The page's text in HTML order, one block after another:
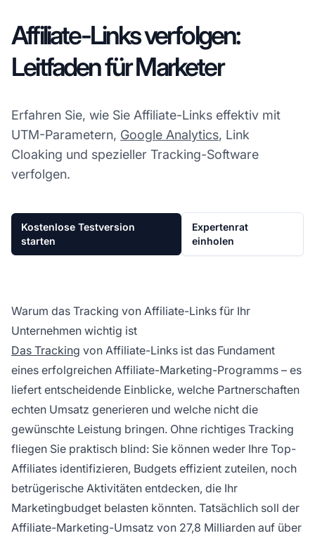
Affiliate-Links verfolgen:
Leitfaden für Marketer
Erfahren Sie, wie Sie Affiliate-Links effektiv mit
UTM-Parametern, Google Analytics, Link
Cloaking und spezieller Tracking-Software
verfolgen.
Kostenlose Testversion
starten
Expertenrat
einholen
Warum das Tracking von Affiliate-Links für Ihr
Unternehmen wichtig ist
Das Tracking von Affiliate-Links ist das Fundament
eines erfolgreichen Affiliate-Marketing-Programms – es
liefert entscheidende Einblicke, welche Partnerschaften
echten Umsatz generieren und welche nicht die
gewünschte Leistung bringen. Ohne richtiges Tracking
fliegen Sie praktisch blind: Sie können weder Ihre Top-
Affiliates identifizieren, Budgets effizient zuteilen, noch
betrügerische Aktivitäten entdecken, die Ihr
Marketingbudget belasten könnten. Tatsächlich soll der
Affiliate-Marketing-Umsatz von 27,8 Milliarden auf über